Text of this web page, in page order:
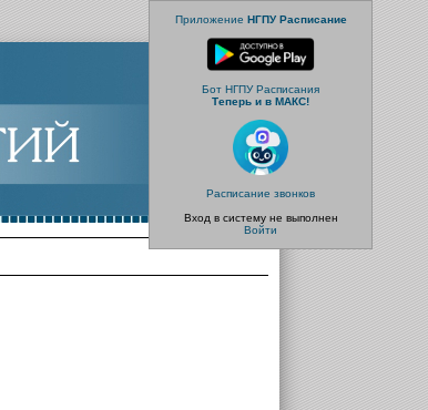
Приложение НГПУ Расписание
Бот НГПУ Расписания
Теперь и в МАКС!
Расписание звонков
Вход в систему не выполнен
Войти